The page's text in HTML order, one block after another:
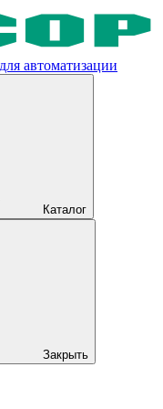
автоматизации
Каталог
Закрыть